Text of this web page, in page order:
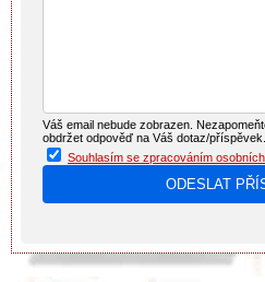
Váš email nebude zobrazen.
obdržet odpověď na Váš dotaz/příspěvek.
Souhlasím se zpracováním